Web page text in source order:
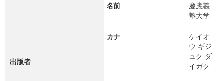
出版者
名前
慶應義
塾大学
カナ
ケイオ
ウ ギジ
ュク ダ
イガク